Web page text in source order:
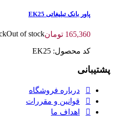
پاور بانک تبلیغاتی EK25
165,360 تومانOut of stock
کد محصول: EK25
پشتیبانی
درباره فروشگاه
قوانین و مقررات
اهداف ما